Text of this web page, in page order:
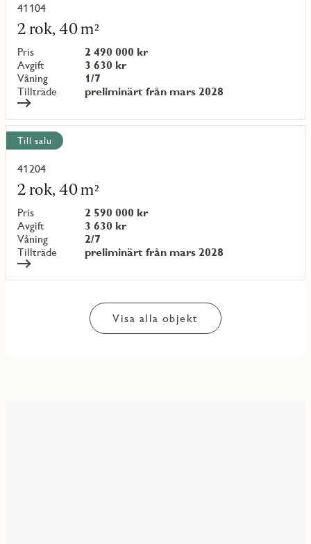
41104
2 rok, 40 m²
Pris
2 490 000 kr
Avgift
3 630 kr
Våning
1/7
Tillträde
preliminärt från mars 2028
Läs
mer
om
objekt
{objectNumber}
Till salu
41204
2 rok, 40 m²
Pris
2 590 000 kr
Avgift
3 630 kr
Våning
2/7
Tillträde
preliminärt från mars 2028
Läs
mer
om
objekt
{objectNumber}
Visa alla objekt